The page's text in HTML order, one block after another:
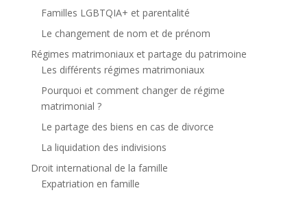
Familles LGBTQIA+ et parentalité
Le changement de nom et de prénom
Régimes matrimoniaux et partage du patrimoine
Les différents régimes matrimoniaux
Pourquoi et comment changer de régime
matrimonial ?
Le partage des biens en cas de divorce
La liquidation des indivisions
Droit international de la famille
Expatriation en famille